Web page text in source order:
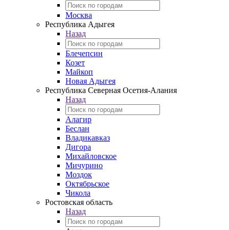
Москва
Республика Адыгея
Назад
Блечепсин
Козет
Майкоп
Новая Адыгея
Республика Северная Осетия-Алания
Назад
Алагир
Беслан
Владикавказ
Дигора
Михайловское
Мичурино
Моздок
Октябрьское
Чикола
Ростовская область
Назад